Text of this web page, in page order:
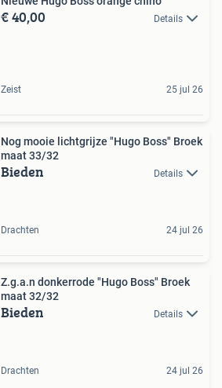
€ 40,00 Details
Zeist 25 jul 26
Nog mooie lichtgrijze "Hugo Boss" Broek
maat 33/32
Bieden Details
Drachten 24 jul 26
Z.g.a.n donkerrode "Hugo Boss" Broek
maat 32/32
Bieden Details
Drachten 24 jul 26